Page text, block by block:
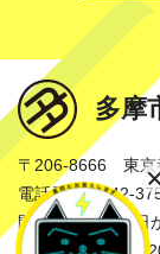
多摩
〒206-8666 東京
電話番号：042-
開庁時間：月曜